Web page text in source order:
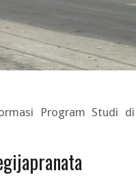
Program Studi di